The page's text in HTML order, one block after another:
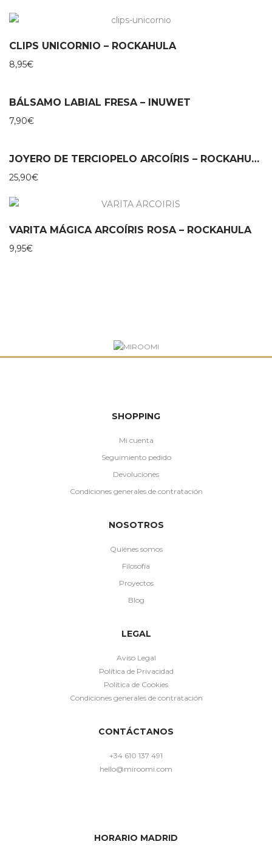
CLIPS UNICORNIO – ROCKAHULA
8,95€
BÁLSAMO LABIAL FRESA – INUWET
7,90€
JOYERO DE TERCIOPELO ARCOÍRIS – ROCKAHULA
25,90€
VARITA MÁGICA ARCOÍRIS ROSA – ROCKAHULA
9,95€
SHOPPING
Mi cuenta
Seguimiento pedido
Devoluciones
Condiciones generales de contratación
NOSOTROS
Quiénes somos
Filosofía
Proyectos
Blog
LEGAL
Aviso Legal
Política de Privacidad
Política de Cookies
Condiciones generales de contratación
CONTÁCTANOS
+34 610 137 491
hello@miroomi.com
HORARIO MADRID